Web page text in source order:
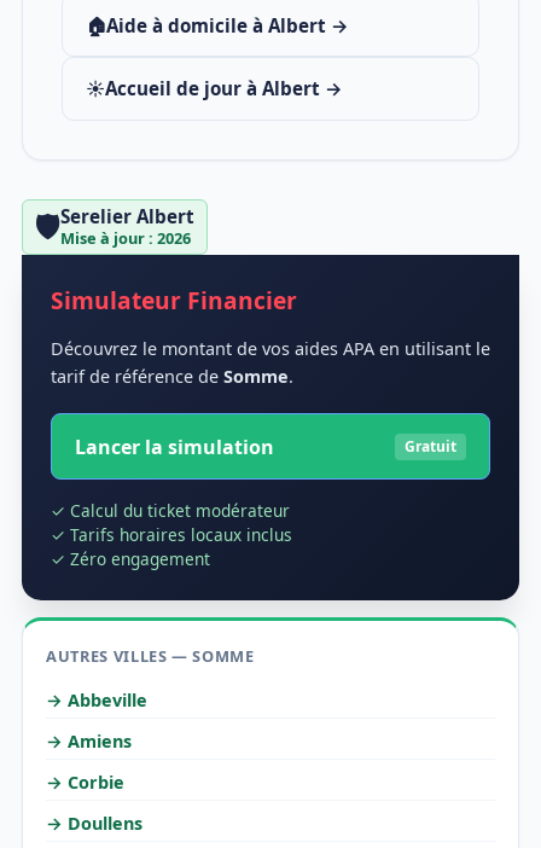
🏠Aide à domicile à Albert →
☀️Accueil de jour à Albert →
🛡️Serelier Albert
Mise à jour : 2026
Simulateur Financier
Découvrez le montant de vos aides APA en utilisant le
tarif de référence de Somme.
Lancer la simulation Gratuit
✓ Calcul du ticket modérateur
✓ Tarifs horaires locaux inclus
✓ Zéro engagement
AUTRES VILLES — SOMME
→ Abbeville
→ Amiens
→ Corbie
→ Doullens